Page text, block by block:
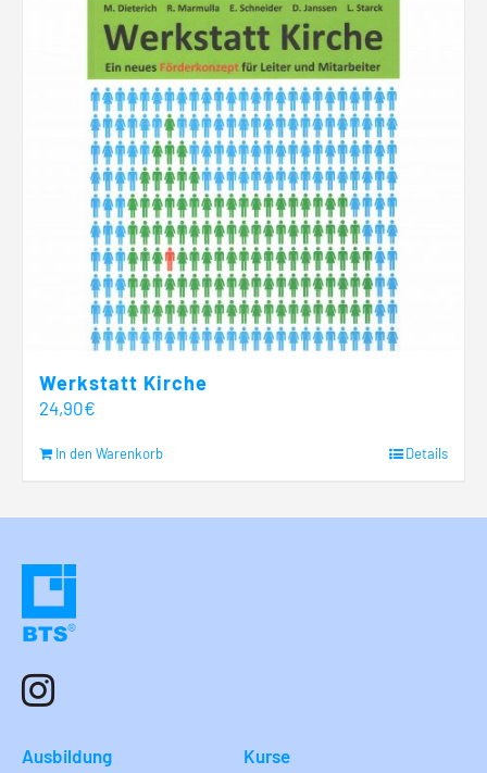
Werkstatt Kirche
24,90€
In den Warenkorb Details
Ausbildung Kurse